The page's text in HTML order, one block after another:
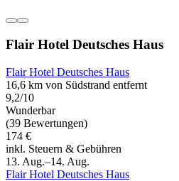
Flair Hotel Deutsches Haus
Flair Hotel Deutsches Haus
16,6 km von Südstrand entfernt
9,2/10
Wunderbar
(39 Bewertungen)
174 €
inkl. Steuern & Gebühren
13. Aug.–14. Aug.
Flair Hotel Deutsches Haus